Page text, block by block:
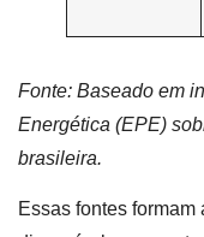
Fonte: Baseado em
Energética (EPE)
brasileira.
Essas fontes